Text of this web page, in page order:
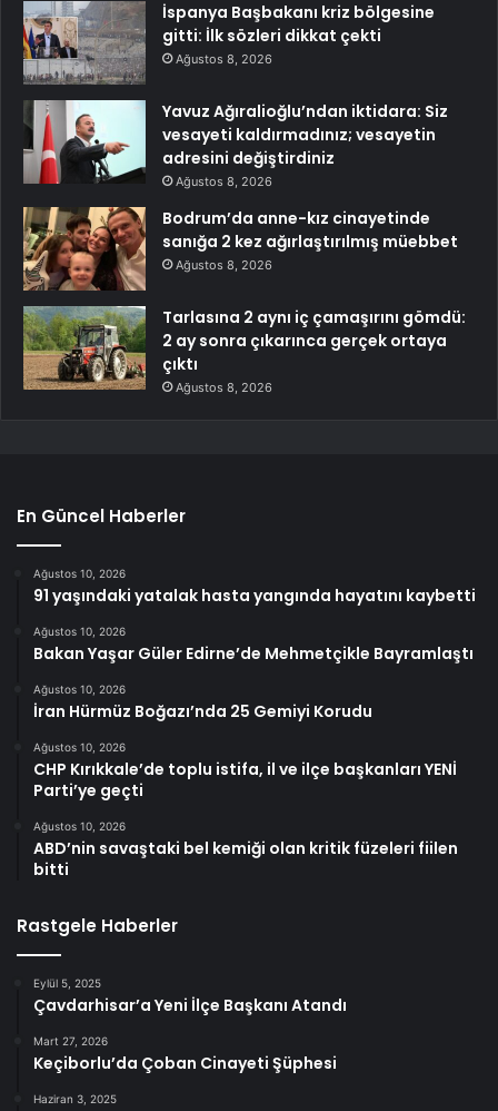
İspanya Başbakanı kriz bölgesine
gitti: İlk sözleri dikkat çekti
Ağustos 8, 2026
Yavuz Ağıralioğlu’ndan iktidara: Siz
vesayeti kaldırmadınız; vesayetin
adresini değiştirdiniz
Ağustos 8, 2026
Bodrum’da anne-kız cinayetinde
sanığa 2 kez ağırlaştırılmış müebbet
Ağustos 8, 2026
Tarlasına 2 aynı iç çamaşırını gömdü:
2 ay sonra çıkarınca gerçek ortaya
çıktı
Ağustos 8, 2026
En Güncel Haberler
Ağustos 10, 2026
91 yaşındaki yatalak hasta yangında hayatını kaybetti
Ağustos 10, 2026
Bakan Yaşar Güler Edirne’de Mehmetçikle Bayramlaştı
Ağustos 10, 2026
İran Hürmüz Boğazı’nda 25 Gemiyi Korudu
Ağustos 10, 2026
CHP Kırıkkale’de toplu istifa, il ve ilçe başkanları YENİ
Parti’ye geçti
Ağustos 10, 2026
ABD’nin savaştaki bel kemiği olan kritik füzeleri fiilen
bitti
Rastgele Haberler
Eylül 5, 2025
Çavdarhisar’a Yeni İlçe Başkanı Atandı
Mart 27, 2026
Keçiborlu’da Çoban Cinayeti Şüphesi
Haziran 3, 2025